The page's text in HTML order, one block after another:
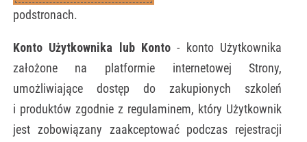
podstronach.
Konto Użytkownika lub Konto - konto Użytkownika
założone na platformie internetowej Strony,
umożliwiające dostęp do zakupionych szkoleń
i produktów zgodnie z regulaminem, który Użytkownik
jest zobowiązany zaakceptować podczas rejestracji